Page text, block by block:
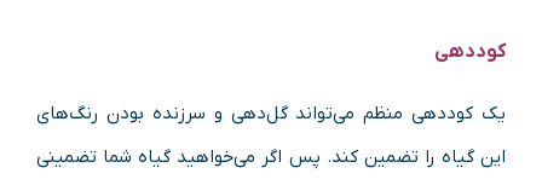
کوددهی
یک کوددهی منظم می‌تواند گل‌دهی و سرزنده بودن رنگ‌های
این گیاه را تضمین کند. پس اگر می‌خواهید گیاه شما تضمینی